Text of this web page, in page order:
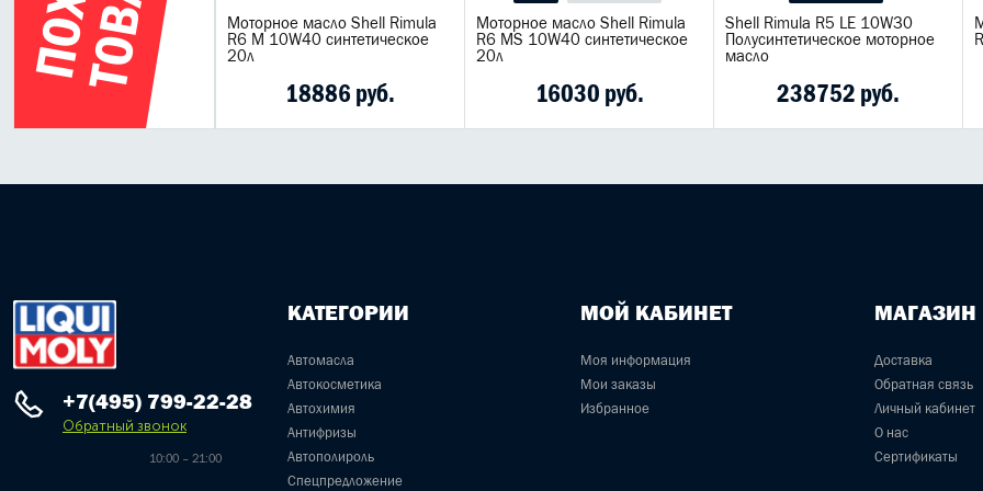
масло Shell Rimula
10W40 синтетическое
22750 руб.
Моторное масло Shell Rimula
R6 M 10W40 синтетическое
20л
18886 руб.
Моторное масло Shell Rimula
R6 MS 10W40 синтетическое
20л
16030 руб.
Shell Rimula R5 LE 10W30
Полусинтетическое моторное
масло
238752 руб.
+7(495) 799-22-28
Обратный звонок
10:00 – 21:00
КАТЕГОРИИ
Автомасла
Автокосметика
Автохимия
Антифризы
Автополироль
Спецпредложение
МОЙ КАБИНЕТ
Моя информация
Мои заказы
Избранное
МАГАЗИН
Доставка
Обратная связь
Личный кабинет
О нас
Сертификаты